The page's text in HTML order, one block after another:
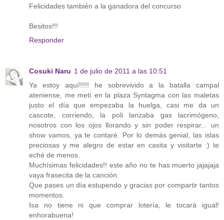
Felicidades también a la ganadora del concurso
Besitos!!!
Responder
Cosuki Naru 1 de julio de 2011 a las 10:51
Ya estoy aquí!!!!! he sobrevivido a la batalla campal
ateniense, me metí en la plaza Syntagma con las maletas
justo el día que empezaba la huelga, casi me da un
cascote, corriendo, la poli lanzaba gas lacrimógeno,
nosotros con los ojos llorando y sin poder respirar... un
show vamos, ya te contaré. Por lo demás genial, las islas
preciosas y me alegro de estar en casita y visitarte :) te
eché de menos.
Muchísimas felicidades!! este año no te has muerto jajajaja
vaya frasecita de la canción.
Que pases un día estupendo y gracias por compartir tantos
momentos.
Isa no tiene ni que comprar lotería, le tocará igual!
enhorabuena!